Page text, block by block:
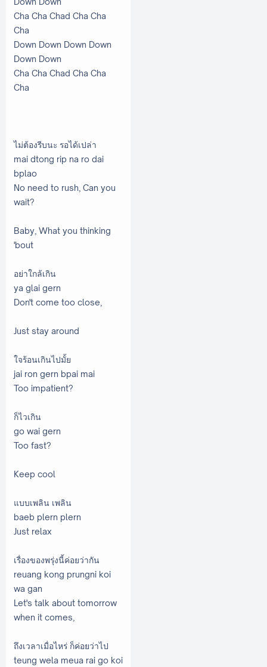
Cha Cha Chad Cha Cha
Cha
Down Down Down Down
Down Down
Cha Cha Chad Cha Cha
Cha
ไม่ต้องรีบนะ รอได้เปล่า
mai dtong rip na ro dai
bplao
No need to rush, Can you
wait?
Baby, What you thinking
'bout
อย่าใกล้เกิน
ya glai gern
Don't come too close,
Just stay around
ใจร้อนเกินไปมั้ย
jai ron gern bpai mai
Too impatient?
ก็ไวเกิน
go wai gern
Too fast?
Keep cool
แบบเพลิน เพลิน
baeb plern plern
Just relax
เรื่องของพรุ่งนี้ค่อยว่ากัน
reuang kong prungni koi
wa gan
Let's talk about tomorrow
when it comes,
ถึงเวลาเมื่อไหร่ ก็ค่อยว่าไป
teung wela meua rai go koi